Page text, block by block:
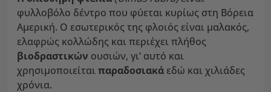
φυλλοβόλο δέντρο που φύεται κυρίως στη Βόρεια
Αμερική. Ο εσωτερικός της φλοιός είναι μαλακός,
ελαφρώς κολλώδης και περιέχει πλήθος
βιοδραστικών ουσιών, γι’ αυτό και
χρησιμοποιείταιπαραδοσιακά εδώ και χιλιάδες
χρόνια.